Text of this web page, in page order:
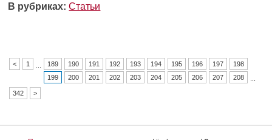
В рубриках: Статьи
< 1 189 190 191 192 193 194 195 196 197
198
199
200 201 202 203 204 205 206 207 208
342
>